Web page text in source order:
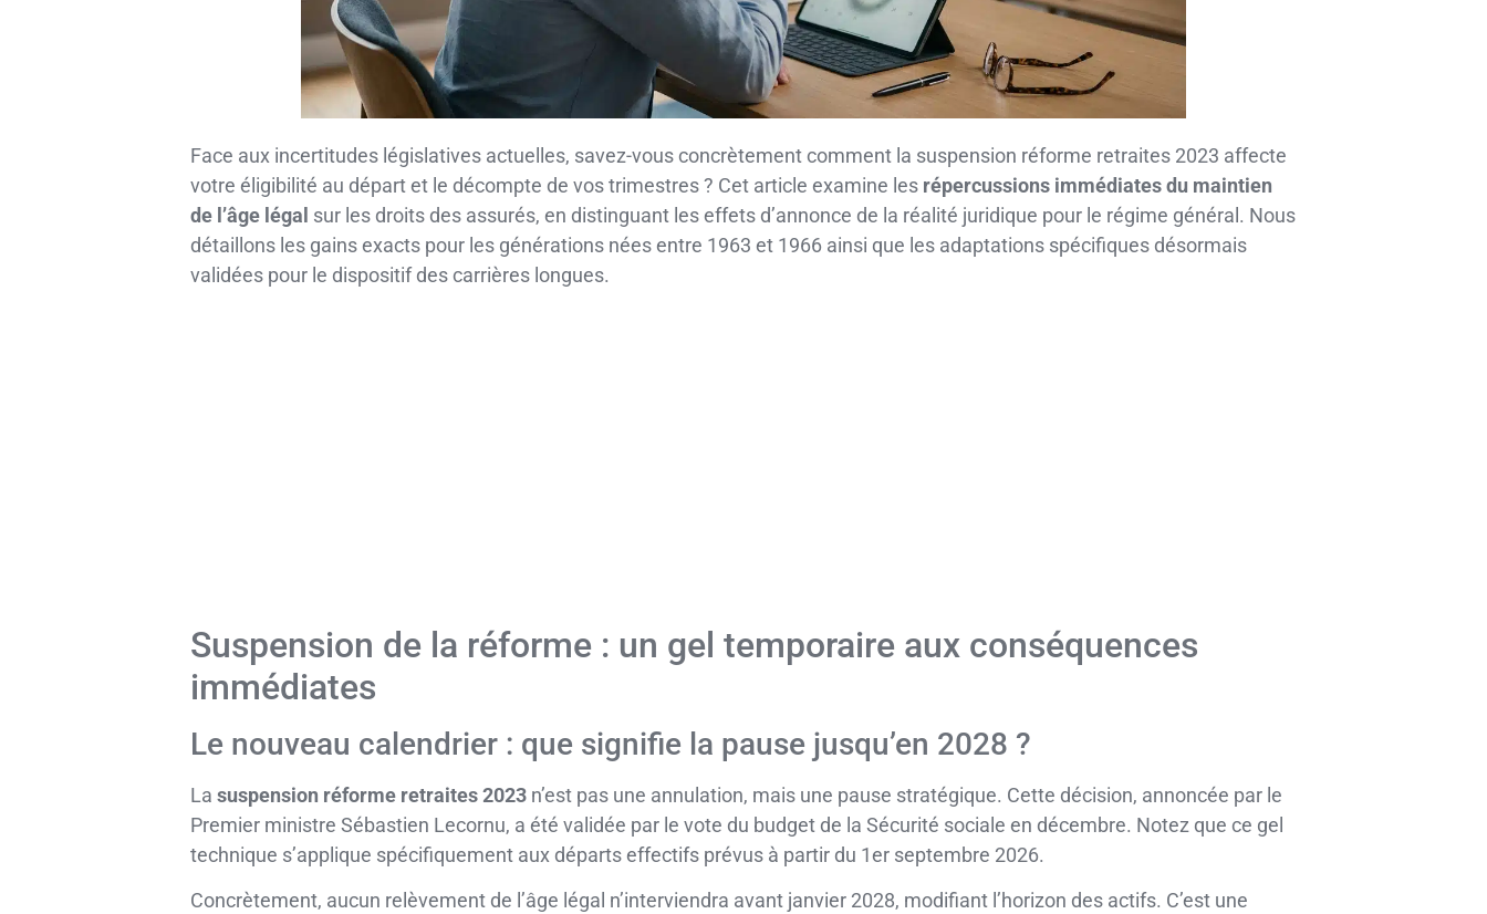
Face aux incertitudes législatives actuelles, savez-vous concrètement comment la suspension réforme retraites 2023 affecte
votre éligibilité au départ et le décompte de vos trimestres ? Cet article examine les répercussions immédiates du maintien
de l’âge légal sur les droits des assurés, en distinguant les effets d’annonce de la réalité juridique pour le régime général. Nous
détaillons les gains exacts pour les générations nées entre 1963 et 1966 ainsi que les adaptations spécifiques désormais
validées pour le dispositif des carrières longues.
Suspension de la réforme : un gel temporaire aux conséquences
immédiates
Le nouveau calendrier : que signifie la pause jusqu’en 2028 ?
La suspension réforme retraites 2023 n’est pas une annulation, mais une pause stratégique. Cette décision, annoncée par le
Premier ministre Sébastien Lecornu, a été validée par le vote du budget de la Sécurité sociale en décembre. Notez que ce gel
technique s’applique spécifiquement aux départs effectifs prévus à partir du 1er septembre 2026.
Concrètement, aucun relèvement de l’âge légal n’interviendra avant janvier 2028, modifiant l’horizon des actifs. C’est une